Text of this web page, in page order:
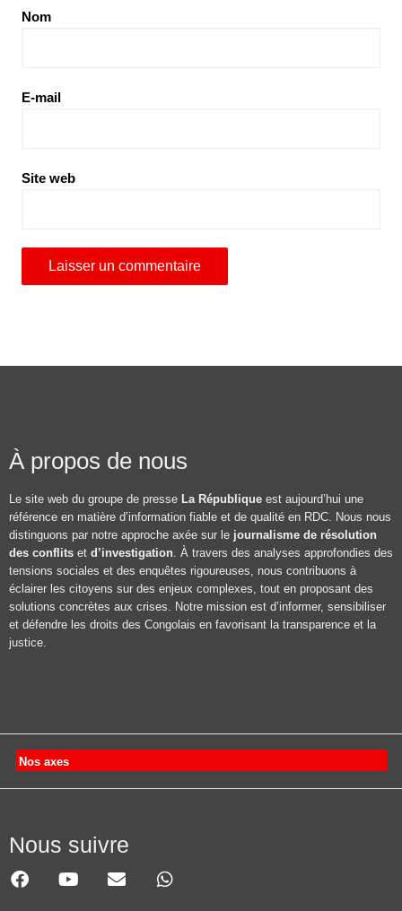
Nom
E-mail
Site web
À propos de nous
Le site web du groupe de presse La République est aujourd’hui une
référence en matière d’information fiable et de qualité en RDC. Nous nous
distinguons par notre approche axée sur le journalisme de résolution
des conflits et d’investigation. À travers des analyses approfondies des
tensions sociales et des enquêtes rigoureuses, nous contribuons à
éclairer les citoyens sur des enjeux complexes, tout en proposant des
solutions concrètes aux crises. Notre mission est d’informer, sensibiliser
et défendre les droits des Congolais en favorisant la transparence et la
justice.
Nos axes
Nous suivre